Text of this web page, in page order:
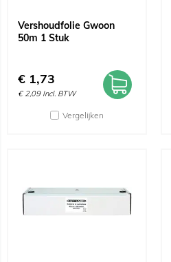
Vershoudfolie Gwoon
50m 1 Stuk
€ 1,73
€ 2,09 Incl. BTW
Vergelijken